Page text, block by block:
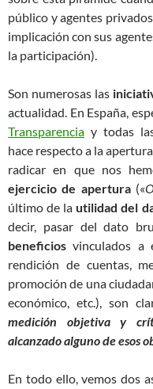
público y agentes
implicación con sus
la participación).
Son numerosas las
actualidad. En España,
Transparencia y todas
hace respecto a la
radicar en que nos
ejercicio de apertura(«
último de lautilidad del
decir, pasar del dato
beneficios vinculados a
rendición de cuentas,
promoción de una
económico, etc.), son
medición objetiva y
alcanzado alguno de esos
En todo ello, vemos dos